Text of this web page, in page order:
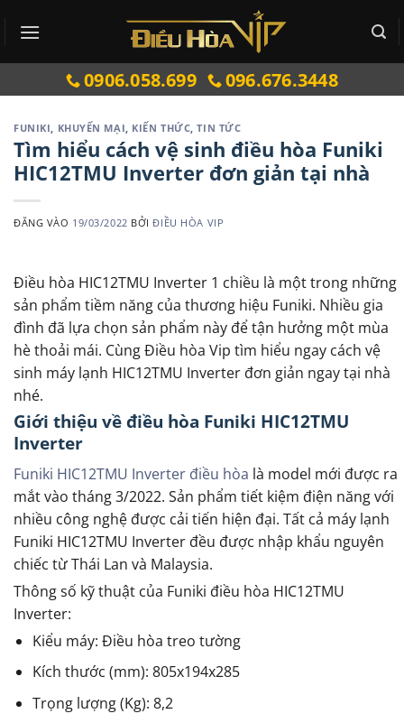
qua
0906.058.699 096.676.3448
FUNIKI, KHUYẾN MẠI, KIẾN THỨC,TIN TỨC
Tìm hiểu cách vệ sinh điều hòa Funiki
HIC12TMU Inverter đơn giản tại nhà
ĐĂNG VÀO 19/03/2022 BỞIĐIỀU HÒA VIP
Điều hòa HIC12TMU Inverter 1 chiều là một trong những
sản phẩm tiềm năng của thương hiệu Funiki. Nhiều gia
đình đã lựa chọn sản phẩm này để tận hưởng một mùa
hè thoải mái. Cùng Điều hòa Vip tìm hiểu ngay cách vệ
sinh máy lạnh HIC12TMU Inverter đơn giản ngay tại nhà
nhé.
Giới thiệu về điều hòa Funiki HIC12TMU
Inverter
Funiki HIC12TMU Inverter điều hòa là model mới được ra
mắt vào tháng 3/2022. Sản phẩm tiết kiệm điện năng với
nhiều công nghệ được cải tiến hiện đại. Tất cả máy lạnh
Funiki HIC12TMU Inverter đều được nhập khẩu nguyên
chiếc từ Thái Lan và Malaysia.
Thông số kỹ thuật của Funiki điều hòa HIC12TMU
Inverter:
Kiểu máy: Điều hòa treo tường
Kích thước (mm): 805x194x285
Trọng lượng (Kg): 8,2